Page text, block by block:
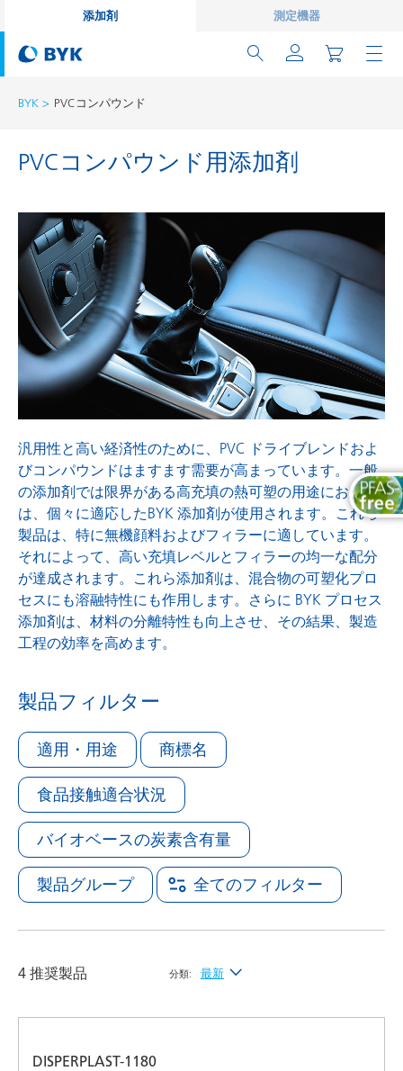
添加剤 測定機器
BYK PVCコンパウンド
PVCコンパウンド用添加剤
汎用性と高い経済性のために、PVC ドライブレンドおよ
びコンパウンドはますます需要が高まっています。一般
の添加剤では限界がある高充填の熱可塑の用途において
は、個々に適応したBYK 添加剤が使用されます。これら
製品は、特に無機顔料およびフィラーに適しています。
それによって、高い充填レベルとフィラーの均一な配分
が達成されます。これら添加剤は、混合物の可塑化プロ
セスにも溶融特性にも作用します。さらに BYK プロセス
添加剤は、材料の分離特性も向上させ、その結果、製造
工程の効率を高めます。
製品フィルター
適用・用途 商標名
食品接触適合状況
バイオベースの炭素含有量
製品グループ 全てのフィルター
4 推奨製品 分類: 最新
DISPERPLAST-1180